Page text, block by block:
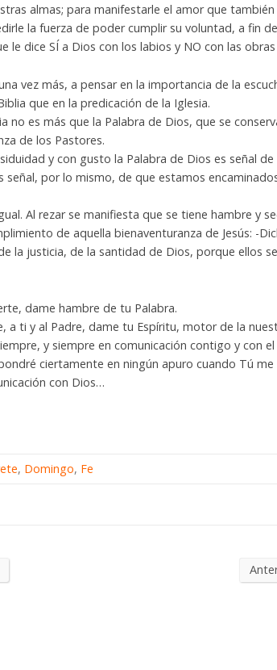
almas; para manifestarle el amor que
la fuerza de poder cumplir su voluntad, a fin
le dice SÍ a Dios con los labios y NO con las
vez más, a pensar en la importancia de la
que en la predicación de la Iglesia.
no es más que la Palabra de Dios, que se
de los Pastores.
y con gusto la Palabra de Dios es señal
señal, por lo mismo, de que estamos
Al rezar se manifiesta que se tiene hambre y
de aquella bienaventuranza de Jesús: -
la justicia, de la santidad de Dios, porque ellos
dame hambre de tu Palabra.
a ti y al Padre, dame tu Espíritu, motor de la
y siempre en comunicación contigo y con el
ciertamente en ningún apuro cuando Tú
con Dios…
, Domingo, Fe